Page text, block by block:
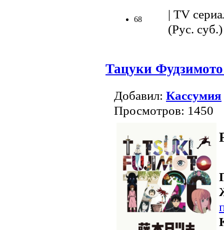
68
| TV
(Рус.
Тацуки
Добавил: Кассумия
Просмотров: 1450